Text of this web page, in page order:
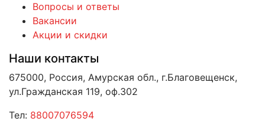
Вопросы и ответы
Вакансии
Акции и скидки
Наши контакты
675000, Россия, Амурская обл., г.Благовещенск,
ул.Гражданская 119, оф.302
Тел: 88007076594